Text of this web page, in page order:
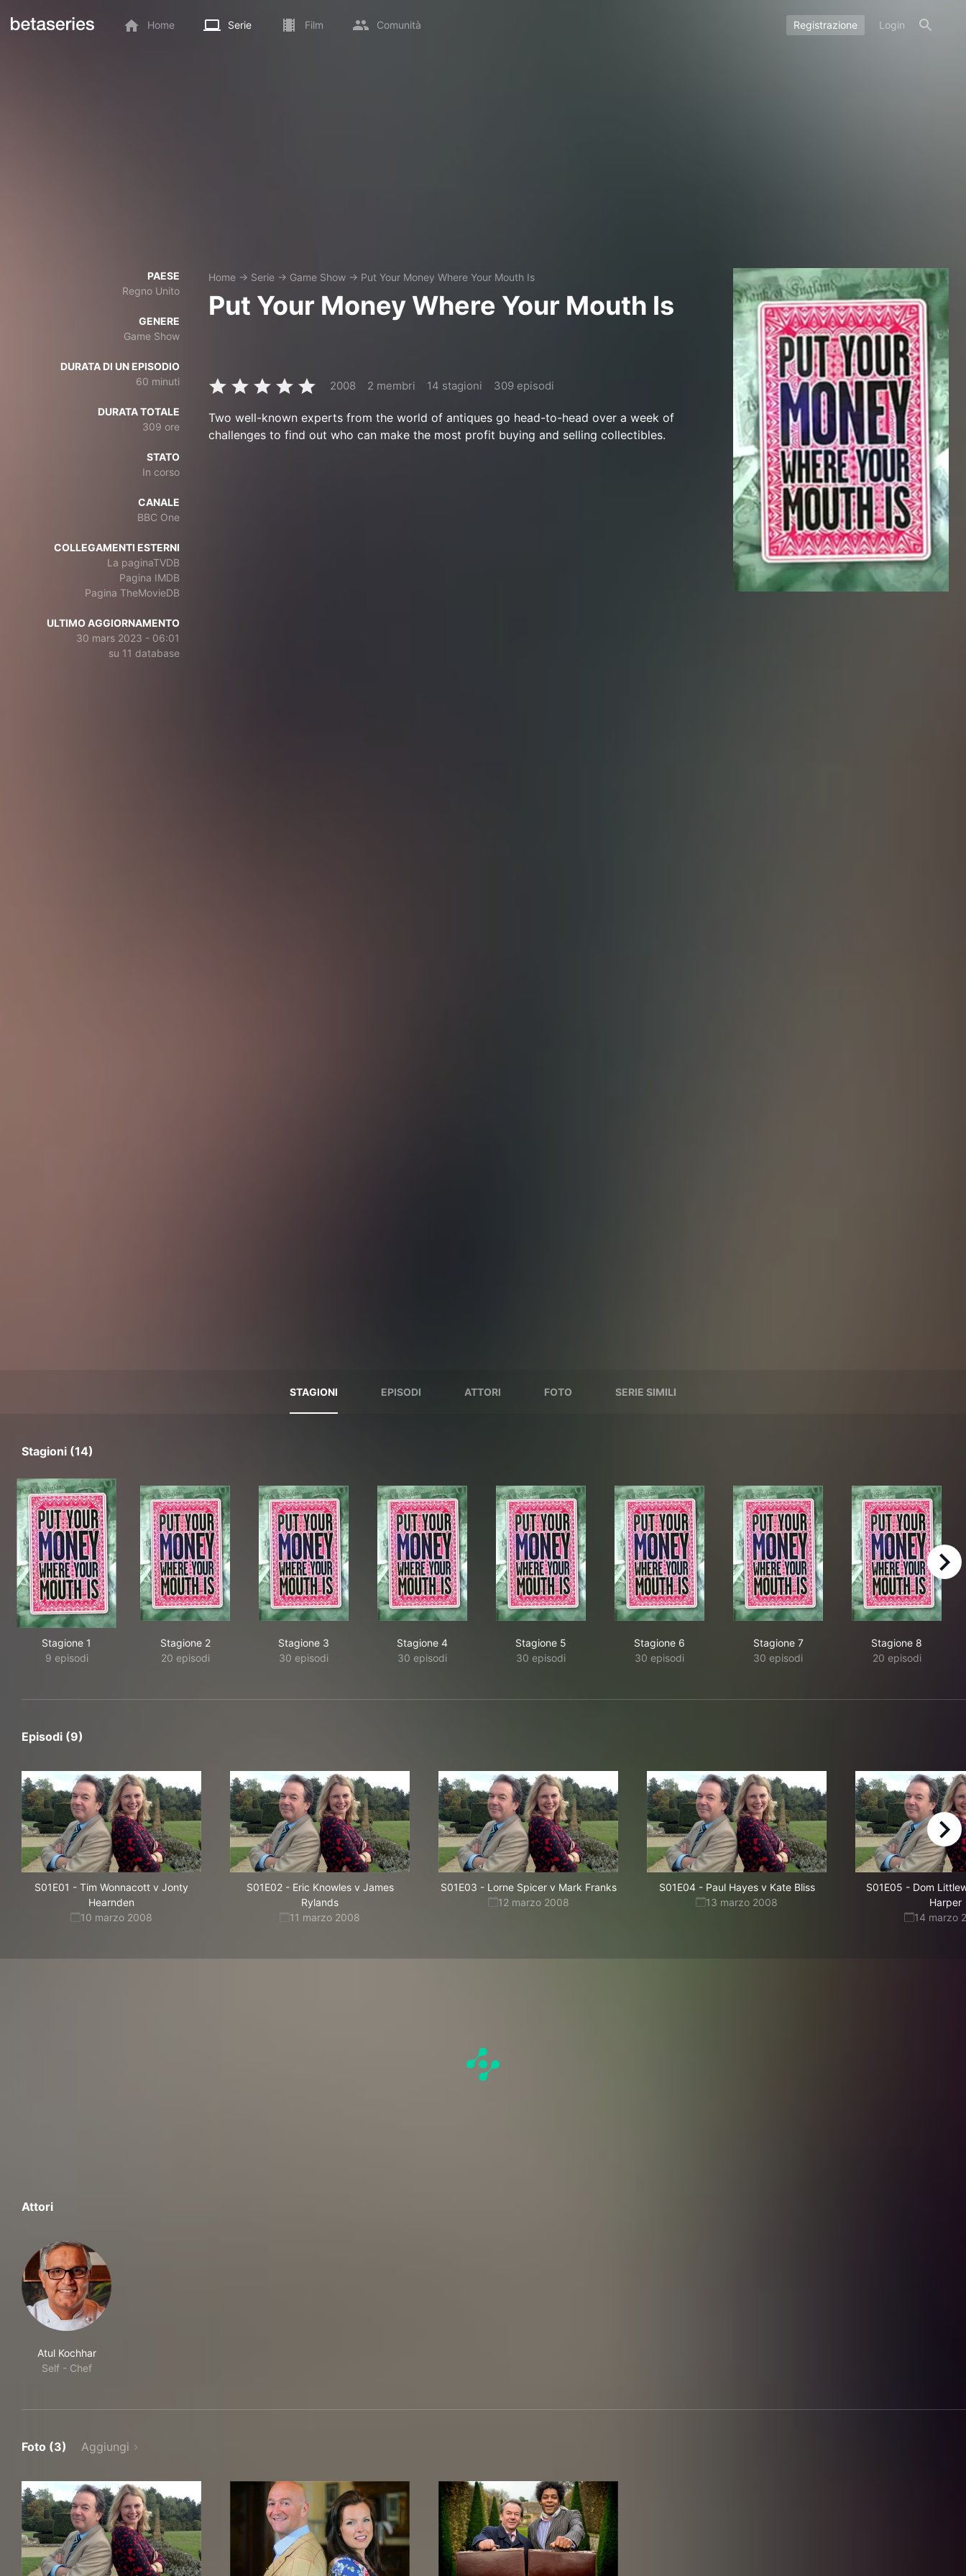
Home Serie Film Comunità Registrazione Login
PAESE
Regno Unito
GENERE
Game Show
DURATA DI UN EPISODIO
60 minuti
DURATA TOTALE
309 ore
STATO
In corso
CANALE
BBC One
COLLEGAMENTI ESTERNI
La paginaTVDB
Pagina IMDB
Pagina TheMovieDB
ULTIMO AGGIORNAMENTO
30 mars 2023 - 06:01
su 11 database
Home → Serie → Game Show → Put Your Money Where Your Mouth Is
Put Your Money Where Your Mouth Is
2008 2 membri 14 stagioni 309 episodi
Two well-known experts from the world of antiques go head-to-head over a week of
challenges to find out who can make the most profit buying and selling collectibles.
STAGIONI EPISODI ATTORI FOTO SERIE SIMILI
Stagioni (14)
Stagione 1
9 episodi
Stagione 2
20 episodi
Stagione 3
30 episodi
Stagione 4
30 episodi
Stagione 5
30 episodi
Stagione 6
30 episodi
Stagione 7
30 episodi
Stagione 8
20 episodi
right
Episodi (9)
S01E01 - Tim Wonnacott v Jonty
Hearnden
10 marzo 2008
S01E02- Eric Knowles v James
Rylands
11 marzo 2008
S01E03 - Lorne Spicer v Mark Franks
12 marzo 2008
S01E04- Paul Hayes v Kate Bliss
13 marzo 2008
S01E05 - Dom
Harper
14 marzo
right
Attori
Atul Kochhar
Self - Chef
Foto (3) Aggiungi